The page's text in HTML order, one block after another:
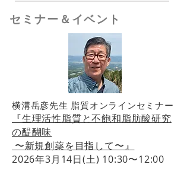
セミナー＆イベント
横溝岳彦先生 脂質オンラインセミナー
『生理活性脂質と不飽和脂肪酸研究
の醍醐味
〜新規創薬を目指して〜』
2026年3月14日(土) 10:30〜12:00